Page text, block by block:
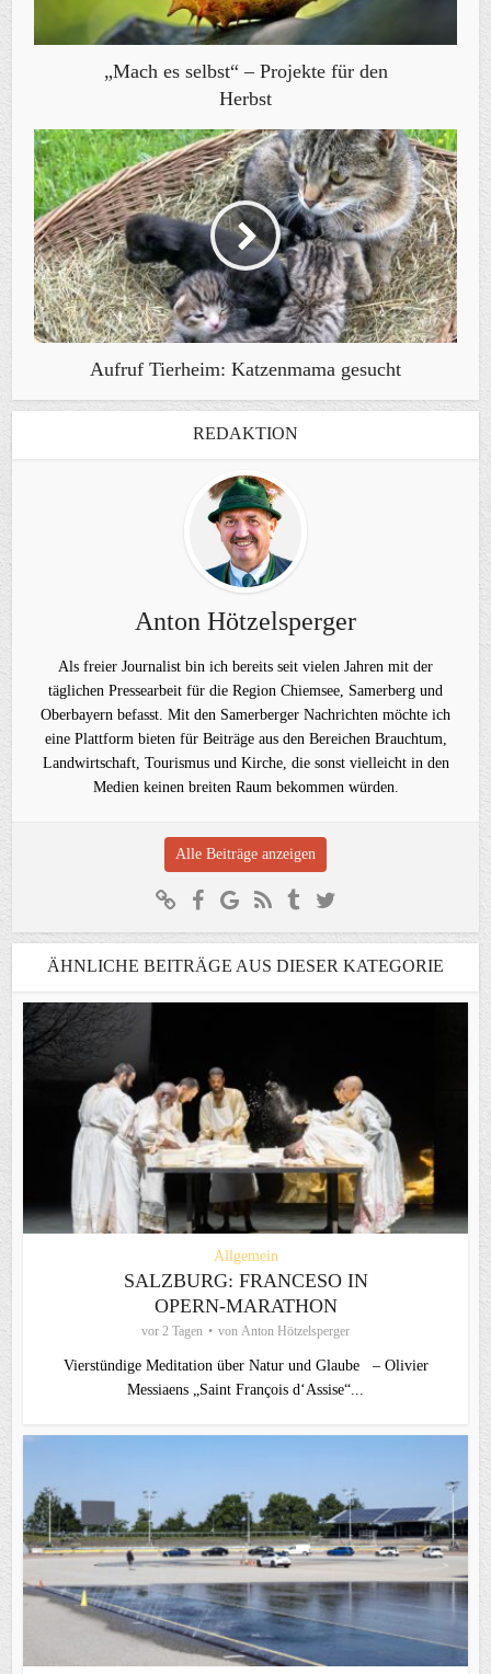
„Mach es selbst“ – Projekte für den
Herbst
Aufruf Tierheim: Katzenmama gesucht
REDAKTION
Anton Hötzelsperger
Als freier Journalist bin ich bereits seit vielen Jahren mit der
täglichen Pressearbeit für die Region Chiemsee, Samerberg und
Oberbayern befasst. Mit den Samerberger Nachrichten möchte ich
eine Plattform bieten für Beiträge aus den Bereichen Brauchtum,
Landwirtschaft, Tourismus und Kirche, die sonst vielleicht in den
Medien keinen breiten Raum bekommen würden.
Alle Beiträge anzeigen
ÄHNLICHE BEITRÄGE AUS DIESER KATEGORIE
Allgemein
SALZBURG: FRANCESO IN
OPERN-MARATHON
vor 2 Tagen von Anton Hötzelsperger
Vierstündige Meditation über Natur und Glaube – Olivier
Messiaens „Saint François d‘Assise“...